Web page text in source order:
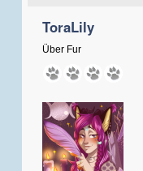
ToraLily
Über Fur